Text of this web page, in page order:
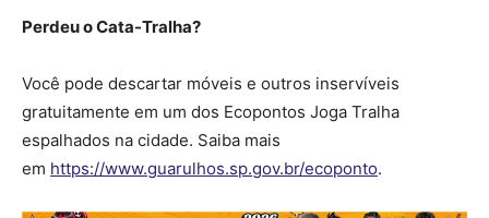
Perdeu o Cata-Tralha?
Você pode descartar móveis e outros inservíveis
gratuitamente em um dos Ecopontos Joga Tralha
espalhados na cidade. Saiba mais
em https://www.guarulhos.sp.gov.br/ecoponto.